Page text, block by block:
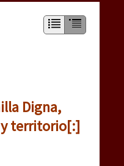
Digna,
y territorio[:]